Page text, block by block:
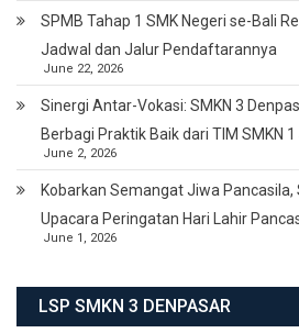
SPMB Tahap 1 SMK Negeri se-Bali
Jadwal dan Jalur Pendaftarannya
June 22, 2026
Sinergi Antar-Vokasi: SMKN 3
Berbagi Praktik Baik dari TIM SMKN
June 2, 2026
Kobarkan Semangat Jiwa Pancasila,
Upacara Peringatan Hari Lahir
June 1, 2026
LSP SMKN 3 DENPASAR